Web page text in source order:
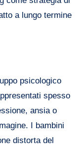
a lungo termine
psicologico
spesso
ansia o
I bambini
distorta del